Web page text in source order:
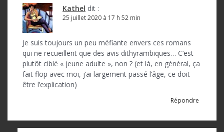
a
Kathel dit :
25 juillet 2020 à 17 h 52 min
Je suis toujours un peu méfiante envers ces romans
qui ne recueillent que des avis dithyrambiques… C’est
plutôt ciblé « jeune adulte », non ? (et là, en général, ça
fait flop avec moi, j’ai largement passé l’âge, ce doit
être l’explication)
Répondre